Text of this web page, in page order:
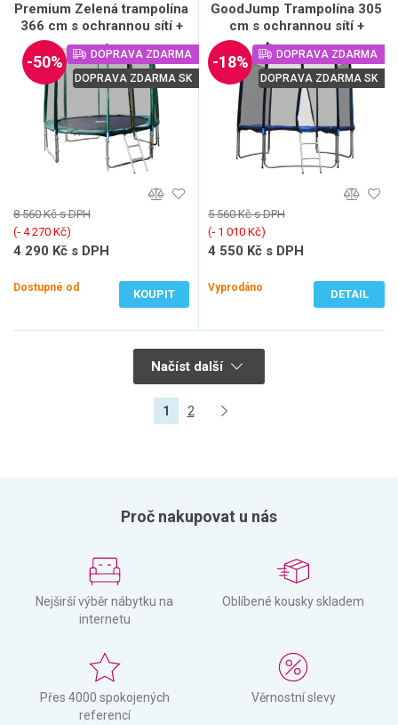
Premium Zelená trampolína
366 cm s ochrannou sítí +
žebřík + krycí plachta
DOPRAVA ZDARMA
DOPRAVA ZDARMA SK
-50%
8 560 Kč s DPH
(‐ 4 270 Kč)
4 290 Kč s DPH
Dostupné od
KOUPIT
GoodJump Trampolína 305
cm s ochrannou sítí +
žebřík
DOPRAVA ZDARMA
DOPRAVA ZDARMA SK
-18%
5 560 Kč s DPH
(‐ 1 010 Kč)
4 550 Kč s DPH
Vyprodáno
DETAIL
Načíst další
1 2
Proč nakupovat u nás
Nejširší výběr nábytku na
internetu
Oblíbené kousky skladem
Přes 4000 spokojených
referencí
Věrnostní slevy